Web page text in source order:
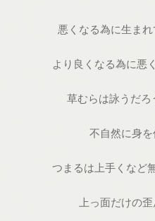
悪くなる為に生ま
より良くなる為に悪
草むらは詠うだろ
不自然に身
つまるは上手くなど
上っ面だけの